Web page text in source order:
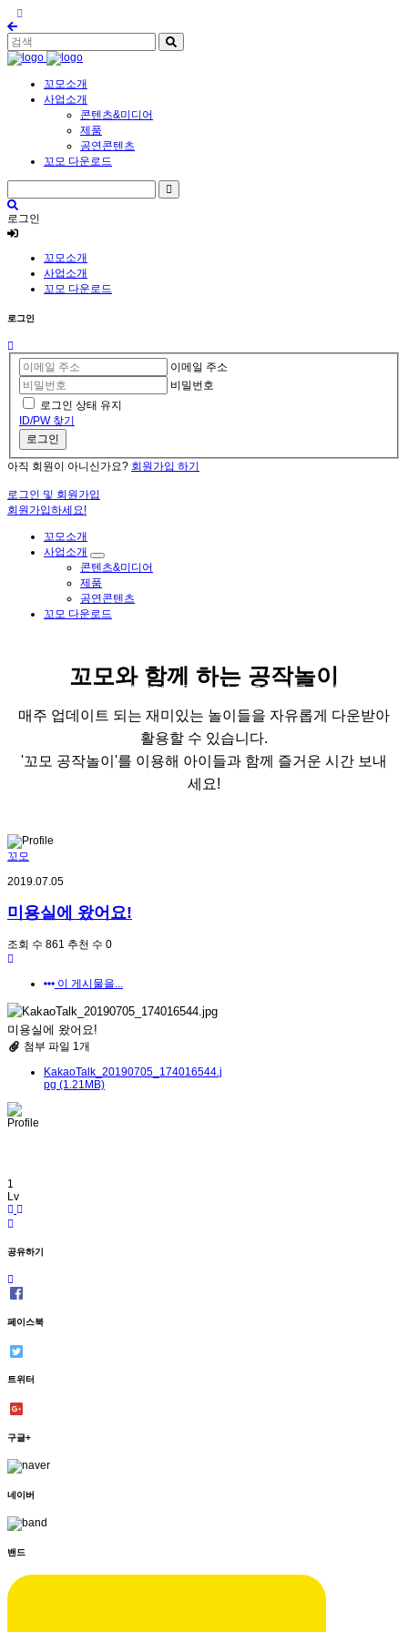
꼬모소개
사업소개
콘텐츠&미디어
제품
공연콘텐츠
꼬모 다운로드
로그인
꼬모소개
사업소개
꼬모 다운로드
로그인
이메일 주소
비밀번호
로그인 상태 유지
ID/PW 찾기
로그인
아직 회원이 아니신가요? 회원가입 하기
로그인 및 회원가입
회원가입하세요!
꼬모소개
사업소개
콘텐츠&미디어
제품
공연콘텐츠
꼬모 다운로드
창의력이 쑥쑥!꼬모 공작놀이 자료를 제공 합니다
꼬모와 함께 하는 공작놀이
매주 업데이트 되는 재미있는 놀이들을 자유롭게 다운받아
활용할 수 있습니다.
'꼬모 공작놀이'를 이용해 아이들과 함께 즐거운 시간 보내
세요!
꼬모
2019.07.05
미용실에 왔어요!
조회 수 861 추천 수 0
이 게시물을...
미용실에 왔어요!
첨부 파일 1개
KakaoTalk_20190705_174016544.j
pg (1.21MB)
1
Lv
공유하기
페이스북
트위터
구글+
네이버
밴드